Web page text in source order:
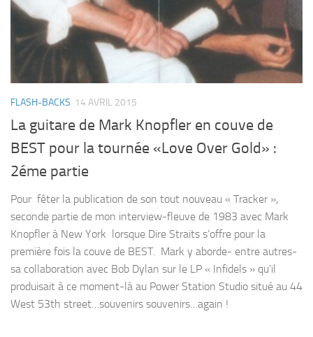
FLASH-BACKS 14 AVRIL 2015
La guitare de Mark Knopfler en couve de
BEST pour la tournée «Love Over Gold» :
2éme partie
Pour fêter la publication de son tout nouveau « Tracker »,
seconde partie de mon interview-fleuve de 1983 avec Mark
Knopfler à New York lorsque Dire Straits s’offre pour la
première fois la couve de BEST. Mark y aborde- entre autres-
sa collaboration avec Bob Dylan sur le LP « Infidels » qu’il
produisait à ce moment-là au Power Station Studio situé au 44
West 53th street…souvenirs souvenirs…again !